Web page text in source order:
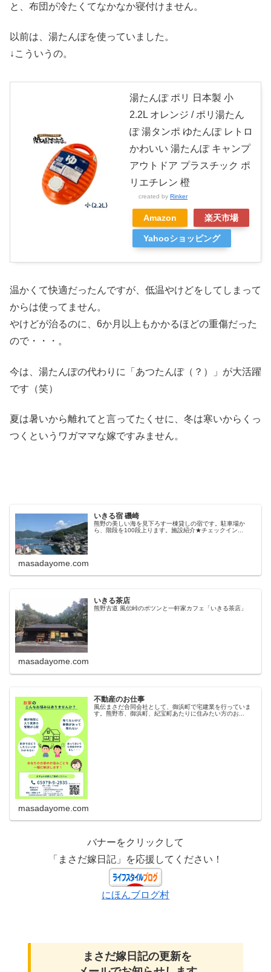
と、布団が冷たくてなかなか寝付けません。
以前は、湯たんぽを使っていました。
↓こういうの。
湯たんぽ ポリ 日本製 小
2.2L オレンジ / ポリ湯たん
ぽ 湯タンポ ゆたんぽ レトロ
かわいい 湯たんぽ キャンプ
アウトドア プラスチック ポ
リエチレン 橙
created by Rinker
Amazon 楽天市場
Yahooショッピング
温かくて快適だったんですが、低温やけどをしてしまって
からは使ってません。
やけどが治るのに、6か月以上もかかるほどの重傷だった
ので・・・。
今は、湯たんぽの代わりに「あつたんぽ（？）」が大活躍
です（笑）
夏は暑いから離れてと言ってたくせに、冬は寒いからくっ
つくというワガママな嫁ですみません。
いきる宿 磯崎
熊野の美しい海を見下ろす一棟貸しの宿です。駐車場か
ら、階段を100段上ります。施設紹介★チェックイン...
masadayome.com
いきる茶店
熊野古道 風伝峠のポツンと一軒家カフェ「いきる茶店」
masadayome.com
不動産のお仕事
風伝まさだ合同会社として、御浜町で宅建業を行っていま
す。熊野市、御浜町、紀宝町あたりに住みたい方のお...
masadayome.com
バナーをクリックして
「まさだ嫁日記」を応援してください！
にほんブログ村
まさだ嫁日記の更新を